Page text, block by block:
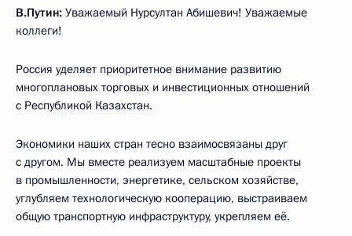
В.Путин: Уважаемый Нурсултан Абишевич! Уважаемые
коллеги!
Россия уделяет приоритетное внимание развитию
многоплановых торговых и инвестиционных отношений
с Республикой Казахстан.
Экономики наших стран тесно взаимосвязаны друг
с другом. Мы вместе реализуем масштабные проекты
в промышленности, энергетике, сельском хозяйстве,
углубляем технологическую кооперацию, выстраиваем
общую транспортную инфраструктуру, укрепляем её.